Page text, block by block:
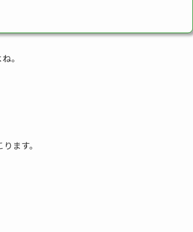
。
ます。